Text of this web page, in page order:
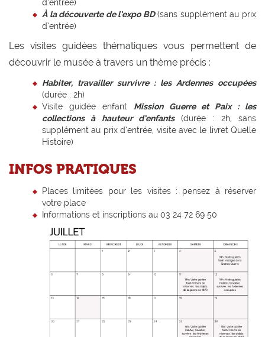
d’entrée)
À la découverte de l’expo BD(sans supplément au prix
d’entrée)
Les visites guidées thématiques vous permettent de
découvrir le musée à travers un thème précis :
Habiter, travailler survivre : les Ardennes occupées
(durée : 2h)
Visite guidée enfant Mission Guerre et Paix : les
collections à hauteur d’enfants(durée : 2h, sans
supplément au prix d’entrée, visite avec le livret Quelle
Histoire)
INFOS PRATIQUES
Places limitées pour les visites : pensez à réserver
votre place
Informations et inscriptions au 03 24 72 69 50